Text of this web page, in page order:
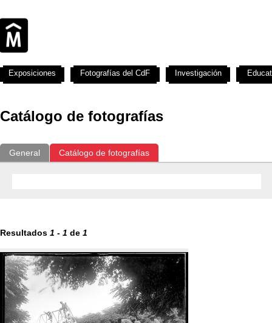
Catálogo de fotografías
General Catálogo de fotografías
Resultados 1 - 1 de 1
Exposiciones Fotografías del CdF Investigación